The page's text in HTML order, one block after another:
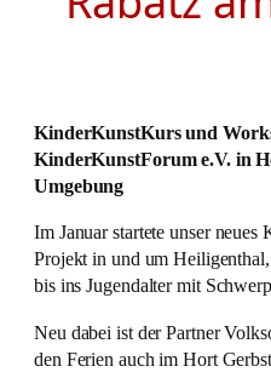
KinderKunstKurs und
KinderKunstForum e.V. in
Umgebung
Im Januar startete unser
Projekt in und um
bis ins Jugendalter mit
Neu dabei ist der Partner
den Ferien auch im Hort